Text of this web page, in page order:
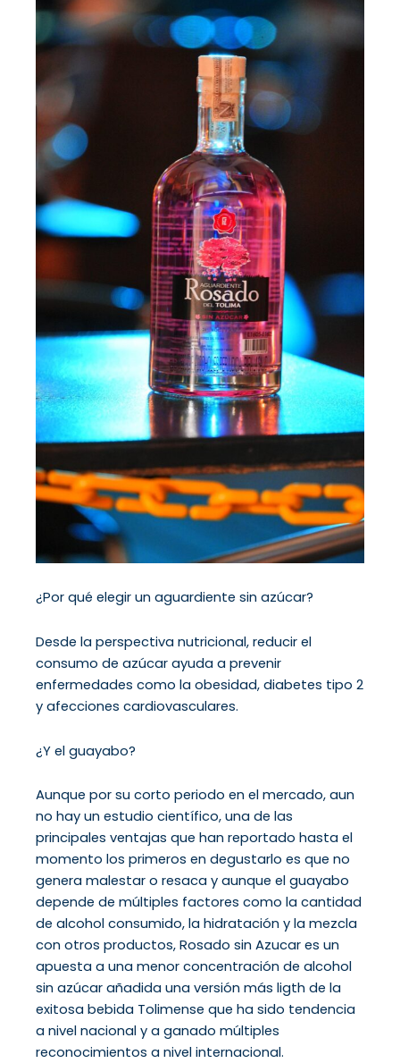
¿Por qué elegir un aguardiente sin azúcar?
Desde la perspectiva nutricional, reducir el
consumo de azúcar ayuda a prevenir
enfermedades como la obesidad, diabetes tipo 2
y afecciones cardiovasculares.
¿Y el guayabo?
Aunque por su corto periodo en el mercado, aun
no hay un estudio científico, una de las
principales ventajas que han reportado hasta el
momento los primeros en degustarlo es que no
genera malestar o resaca y aunque el guayabo
depende de múltiples factores como la cantidad
de alcohol consumido, la hidratación y la mezcla
con otros productos, Rosado sin Azucar es un
apuesta a una menor concentración de alcohol
sin azúcar añadida una versión más ligth de la
exitosa bebida Tolimense que ha sido tendencia
a nivel nacional y a ganado múltiples
reconocimientos a nivel internacional.